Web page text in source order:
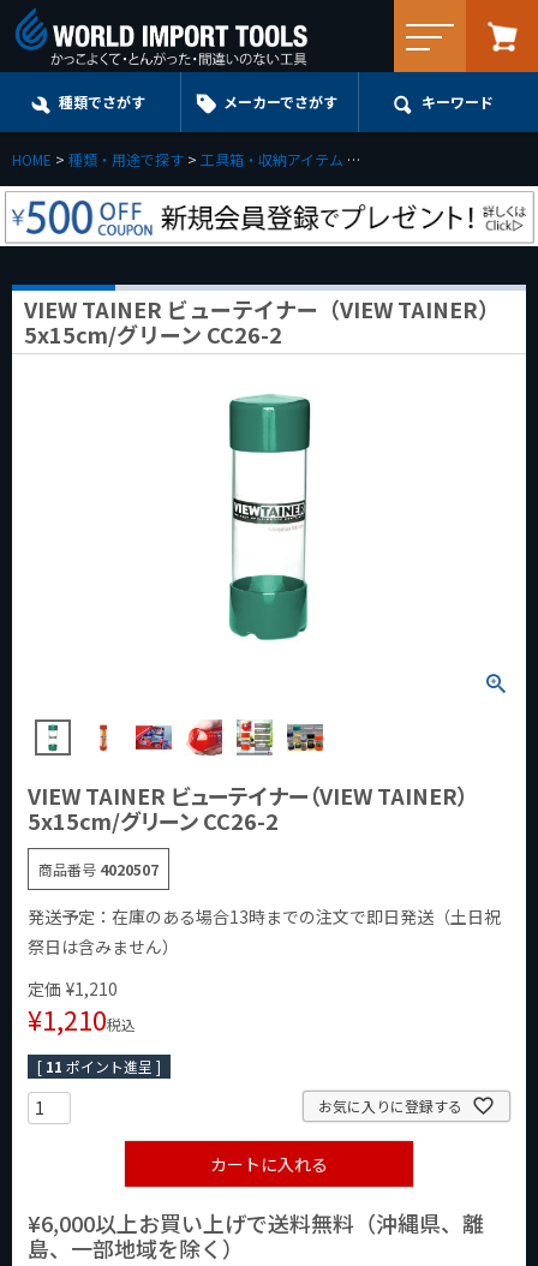
種類でさがす メーカーでさがす キーワード
HOME 種類・用途で探す 工具箱・収納アイテム
VIEW TAINER ビューテイナー（VIEW TAINER）
5x15cm/グリーン CC26-2
VIEW TAINER ビューテイナー（VIEW TAINER）
5x15cm/グリーン CC26-2
商品番号 4020507
発送予定：在庫のある場合13時までの注文で即日発送（土日祝
祭日は含みません）
定価 ¥1,210
¥1,210税込
[ 11 ポイント進呈 ]
お気に入りに登録する
カートに入れる
¥6,000以上お買い上げで送料無料（沖縄県、離
島、一部地域を除く）